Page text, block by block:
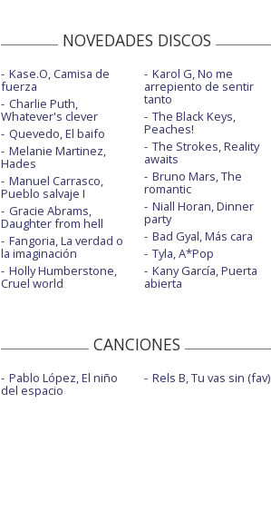
NOVEDADES DISCOS
Kase.O, Camisa de
fuerza
Charlie Puth,
Whatever's clever
Quevedo, El baifo
Melanie Martinez,
Hades
Manuel Carrasco,
Pueblo salvaje I
Gracie Abrams,
Daughter from hell
Fangoria, La verdad o
la imaginación
Holly Humberstone,
Cruel world
Karol G, No me
arrepiento de sentir
tanto
The Black Keys,
Peaches!
The Strokes, Reality
awaits
Bruno Mars, The
romantic
Niall Horan, Dinner
party
Bad Gyal, Más cara
Tyla, A*Pop
Kany García, Puerta
abierta
CANCIONES
Pablo López, El niño
del espacio
Rels B, Tu vas sin (fav)